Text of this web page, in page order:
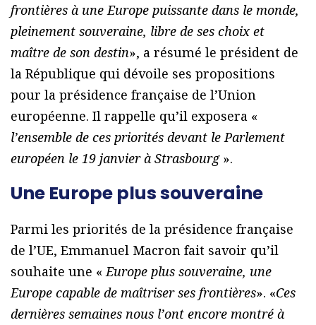
frontières à une Europe puissante dans le monde,
pleinement souveraine, libre de ses choix et
maître de son destin», a résumé le président de
la République qui dévoile ses propositions
pour la présidence française de l’Union
européenne. Il rappelle qu’il exposera «
l’ensemble de ces priorités devant le Parlement
européen le 19 janvier à Strasbourg».
Une Europe plus souveraine
Parmi les priorités de la présidence française
de l’UE, Emmanuel Macron fait savoir qu’il
souhaite une « Europe plus souveraine, une
Europe capable de maîtriser ses frontières». «Ces
dernières semaines nous l’ont encore montré à